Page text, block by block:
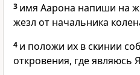
3 имя Аарона напиши на
жезл от начальника
4 и положи их в скинии
откровения, где являюсь